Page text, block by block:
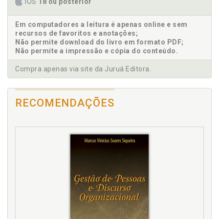
neoliberal, p. 44
produção e reprodução no estilo de vida do
trabalhador gestor, p. 48
Gestor. Gestão e gestores: termos e conceitos, p. 40
I
Introdução, p. 25
L
Lista de abreviatura e siglas, p. 21
Metodologia, p. 67
Metodologia. Aspectos éticos à pesquisa, p. 70
iOS 18 ou posterior
Em computadores a leitura é apenas online e sem
recursos de favoritos e anotações;
Não permite download do livro em formato PDF;
Não permite a impressão e cópia do conteúdo.
Compra apenas via site da Juruá Editora.
RECOMENDAÇÕES